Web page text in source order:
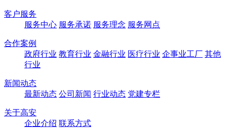
客户服务
服务中心 服务承诺 服务理念 服务网点
合作案例
政府行业 教育行业 金融行业 医疗行业 企事业工厂 其他
行业
新闻动态
最新动态 公司新闻 行业动态 党建专栏
关于高安
企业介绍 联系方式